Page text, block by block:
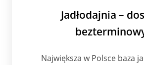
Jadłodajnia –
Największa w Polsce baza